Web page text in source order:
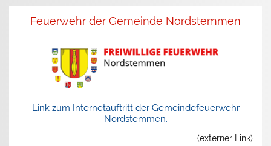
Feuerwehr der Gemeinde Nordstemmen
Link zum Internetauftritt der Gemeindefeuerwehr
Nordstemmen.
(externer Link)